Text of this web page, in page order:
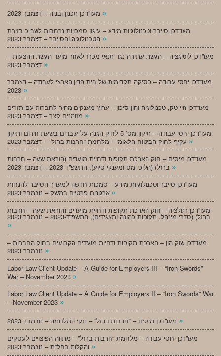
»
מעו”דכן סייבר וטכנולוגיות מידע – עיגון סמכויות נרחבות לשב”כ בזירת
»
מעו”דכן ליטיגציה – הגשת עתירה נגד תנאי מכרז לאחר מועד הגשת ההצעות –
»
מעו”דכן יחסי עבודה – פסיקה תקדימית של בית הדין הארצי לעבודה – דצמבר
»
מעו”דכן היי-טק, טכנולוגיה והון סיכון – ערוץ מענקים מהיר לחברות עם תזרים
»
מעו”דכן יחסי עבודה – תיקון מס’ 5 לחוק הגנה על עובדים בשעת חירום ותיקון
»
מעו”דכן מיסים – חוק הארכת תקופות ודחיית מועדים (הוראת שעה – חרבות
»
מעו”דכן סייבר וטכנולוגיות מידע – סמכות חדשה למערך הסייבר להנחות
»
מעו”דכן רגולציה – חוק הארכת תקופות ודחיית מועדים (הוראת שעה – חרבות
ברזל) (סדרי מינהל, תקופות כהונה ותאגידים), התשפ”ד-2023 – נובמבר 2023
»
מעו”דכן שוק הון – הארכת תקופות ודחיית מועדים הקבועים בחוק החברות –
»
Labor Law Client Update – A Guide for Employers III – “Iron Swords”
War – November 2023 »
Labor Law Client Update – A Guide for Employers II – “Iron Swords” War
– November 2023 »
»
מעו”דכן יחסי עבודה – מלחמת “חרבות ברזל” – מתווה הפיצויים לעסקים
»